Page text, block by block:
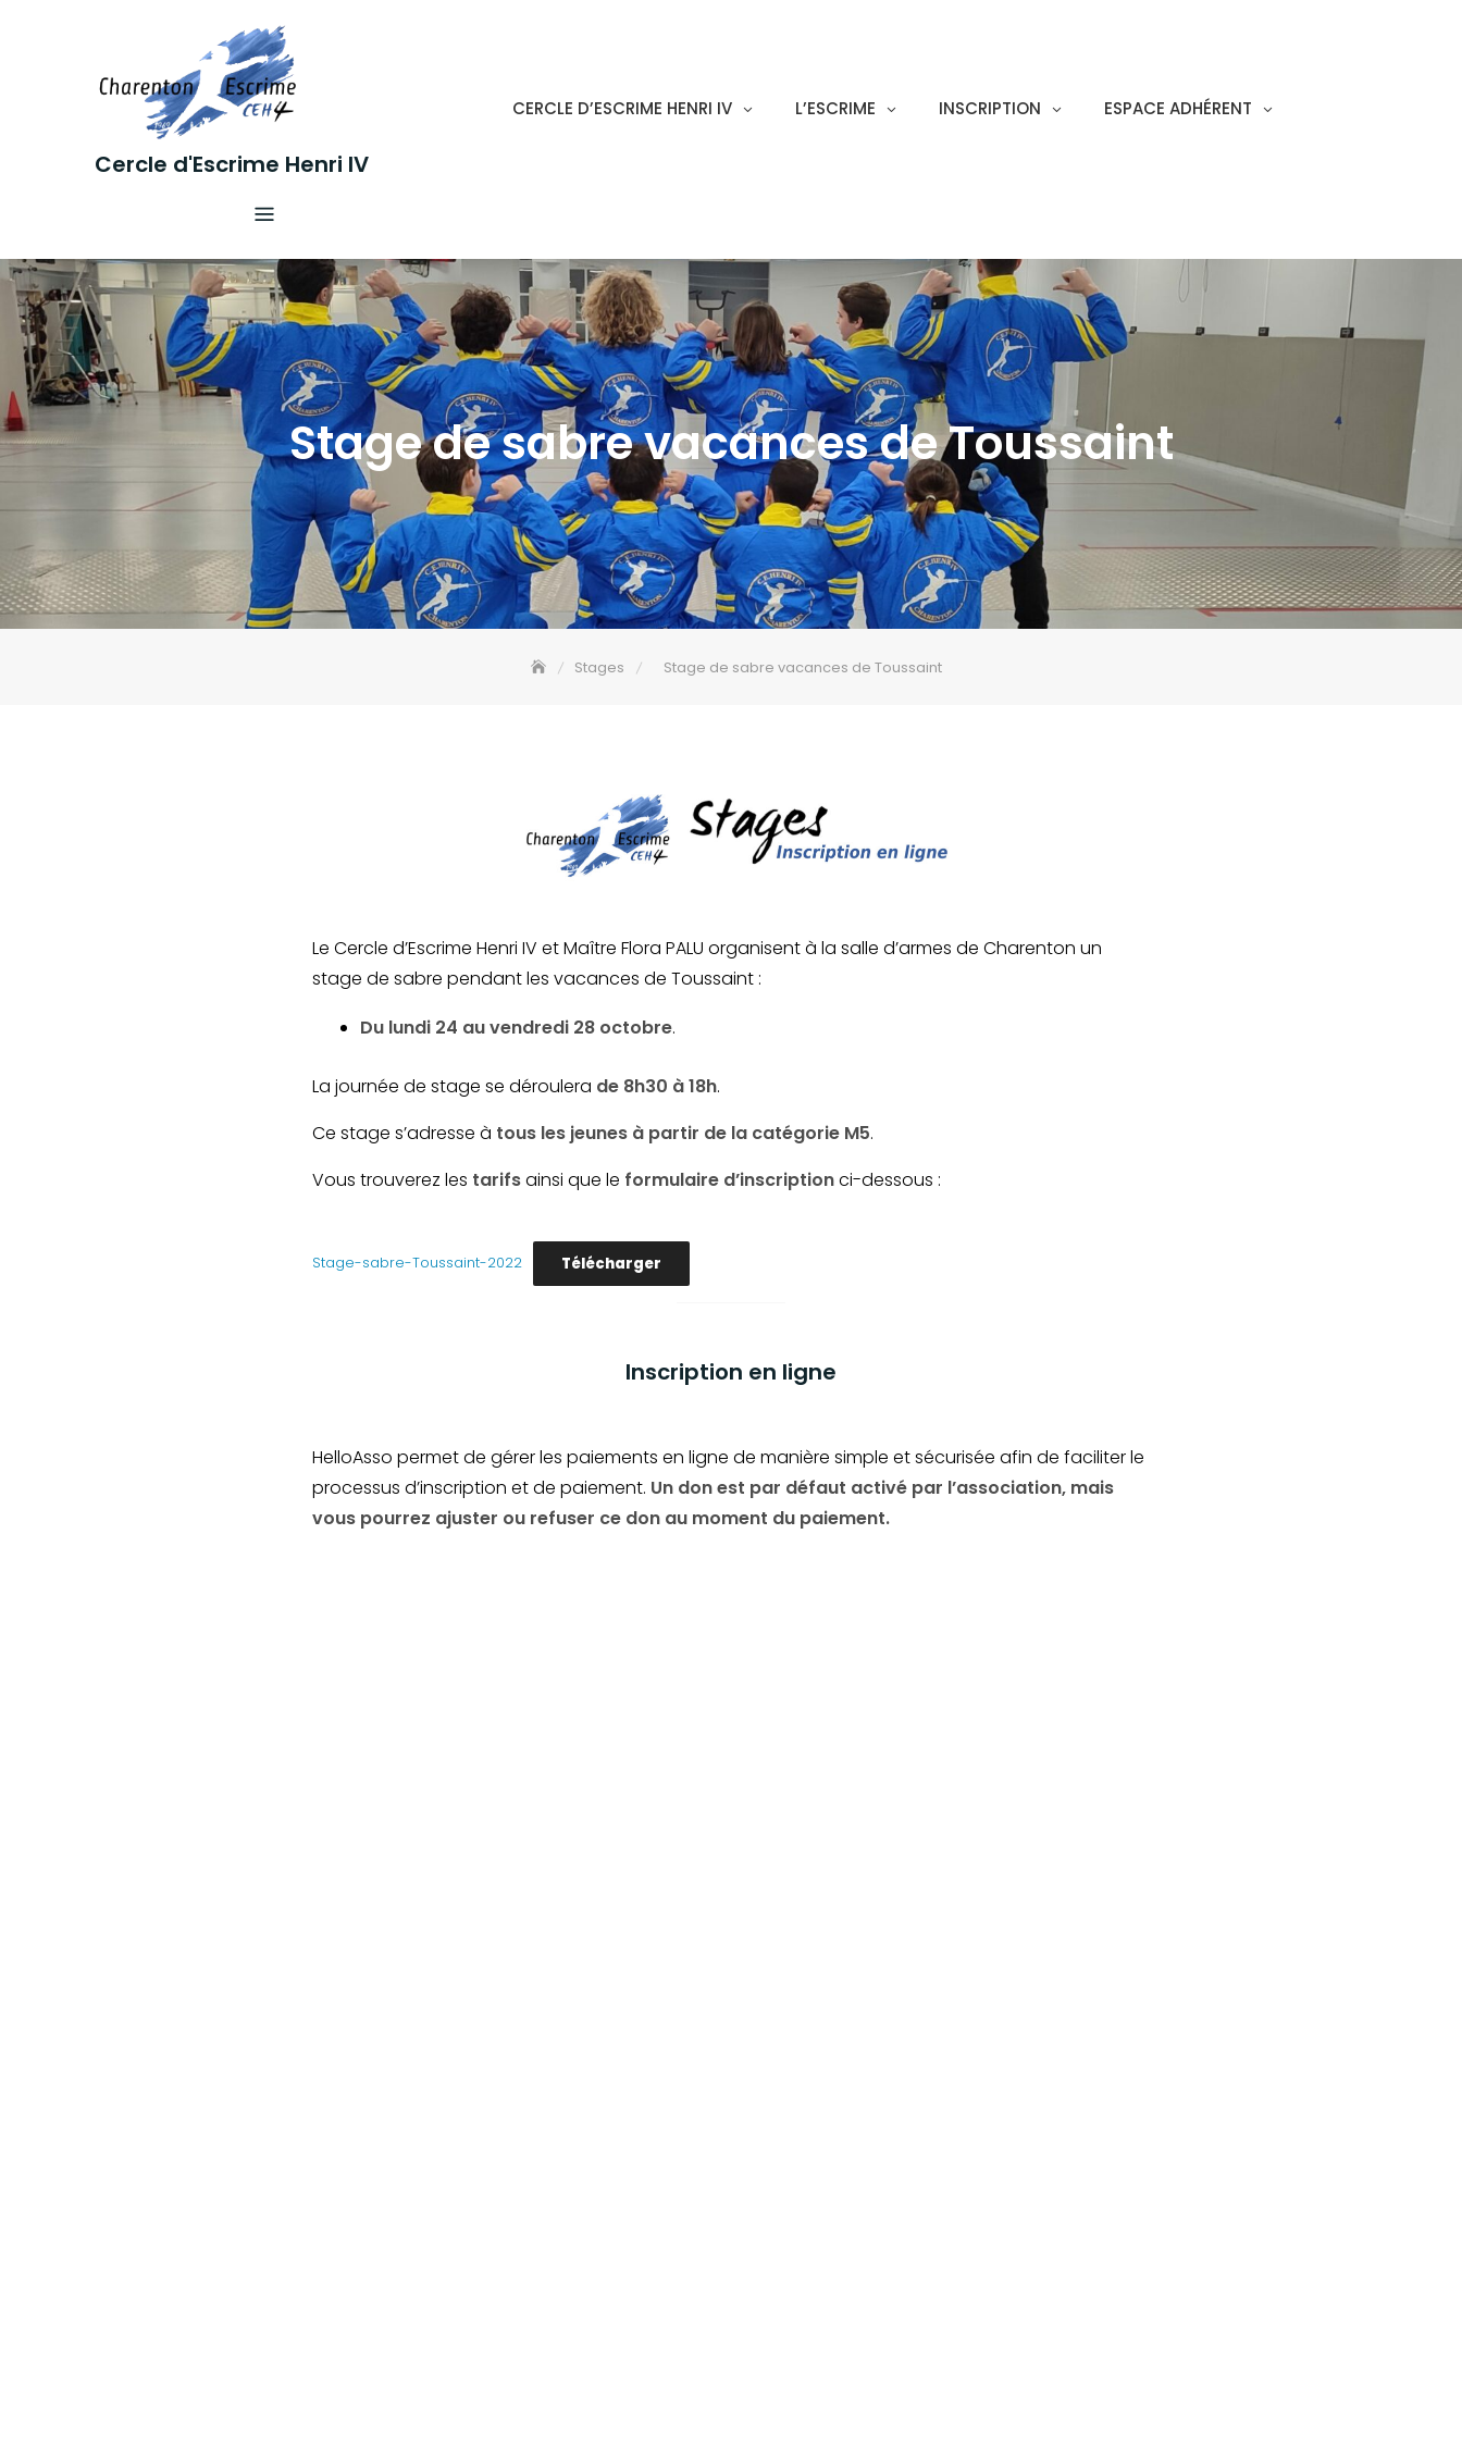
Cercle d'Escrime Henri IV
CERCLE D’ESCRIME HENRI IV L’ESCRIME INSCRIPTION ESPACE ADHÉRENT
Stage de sabre vacances de Toussaint
Stages Stage de sabre vacances de Toussaint
Le Cercle d’Escrime Henri IV et Maître Flora PALU organisent à la salle d’armes de Charenton un
stage de sabre pendant les vacances de Toussaint :
Du lundi 24 au vendredi 28 octobre.
La journée de stage se déroulera de 8h30 à 18h.
Ce stage s’adresse à tous les jeunes à partir de la catégorie M5.
Vous trouverez les tarifsainsi que le formulaire d’inscriptionci-dessous :
Stage-sabre-Toussaint-2022 Télécharger
Inscription en ligne
HelloAsso permet de gérer les paiements en ligne de manière simple et sécurisée afin de faciliter le
processus d’inscription et de paiement. Un don est par défaut activé par l’association, mais
vous pourrez ajuster ou refuser ce don au moment du paiement.